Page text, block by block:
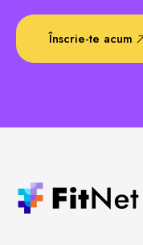
Înscrie-te acum